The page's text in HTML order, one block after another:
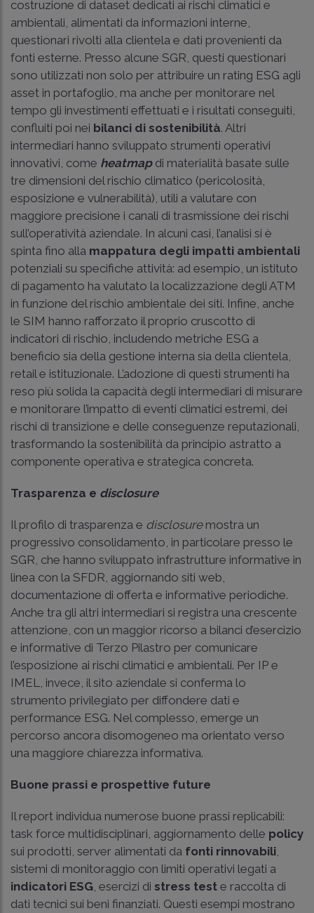
costruzione di dataset dedicati ai rischi climatici e
ambientali, alimentati da informazioni interne,
questionari rivolti alla clientela e dati provenienti da
fonti esterne. Presso alcune SGR, questi questionari
sono utilizzati non solo per attribuire un rating ESG agli
asset in portafoglio, ma anche per monitorare nel
tempo gli investimenti effettuati e i risultati conseguiti,
confluiti poi nei bilanci di sostenibilità. Altri
intermediari hanno sviluppato strumenti operativi
innovativi, come heatmapdi materialità basate sulle
tre dimensioni del rischio climatico (pericolosità,
esposizione e vulnerabilità), utili a valutare con
maggiore precisione i canali di trasmissione dei rischi
sull’operatività aziendale. In alcuni casi, l’analisi si è
spinta fino alla mappatura degli impatti ambientali
potenziali su specifiche attività: ad esempio, un istituto
di pagamento ha valutato la localizzazione degli ATM
in funzione del rischio ambientale dei siti. Infine, anche
le SIM hanno rafforzato il proprio cruscotto di
indicatori di rischio, includendo metriche ESG a
beneficio sia della gestione interna sia della clientela,
retail e istituzionale. L’adozione di questi strumenti ha
reso più solida la capacità degli intermediari di misurare
e monitorare l’impatto di eventi climatici estremi, dei
rischi di transizione e delle conseguenze reputazionali,
trasformando la sostenibilità da principio astratto a
componente operativa e strategica concreta.
Trasparenza e disclosure
Il profilo di trasparenza e disclosuremostra un
progressivo consolidamento, in particolare presso le
SGR, che hanno sviluppato infrastrutture informative in
linea con la SFDR, aggiornando siti web,
documentazione di offerta e informative periodiche.
Anche tra gli altri intermediari si registra una crescente
attenzione, con un maggior ricorso a bilanci d’esercizio
e informative di Terzo Pilastro per comunicare
l’esposizione ai rischi climatici e ambientali. Per IP e
IMEL, invece, il sito aziendale si conferma lo
strumento privilegiato per diffondere dati e
performance ESG. Nel complesso, emerge un
percorso ancora disomogeneo ma orientato verso
una maggiore chiarezza informativa.
Buone prassi e prospettive future
Il report individua numerose buone prassi replicabili:
task force multidisciplinari, aggiornamento delle policy
sui prodotti, server alimentati da fonti rinnovabili
sistemi di monitoraggio con limiti operativi legati a
indicatori ESG , esercizi di stress test e raccolta di
dati tecnici sui beni finanziati. Questi esempi mostrano